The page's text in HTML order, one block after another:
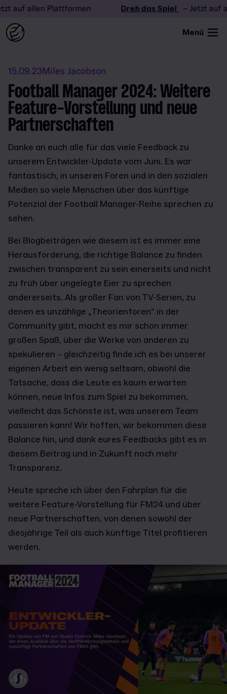
allen Plattformen Dreh das Spiel – Jetzt auf allen
Menü
15.09.23Miles Jacobson
Football Manager 2024: Weitere
Feature-Vorstellung und neue
Partnerschaften
Danke an euch alle für das viele Feedback zu
unserem Entwickler-Update vom Juni. Es war
fantastisch, in unseren Foren und in den sozialen
Medien so viele Menschen über das künftige
Potenzial der Football Manager-Reihe sprechen zu
sehen.
Bei Blogbeiträgen wie diesem ist es immer eine
Herausforderung, die richtige Balance zu finden
zwischen transparent zu sein einerseits und nicht
zu früh über ungelegte Eier zu sprechen
andererseits. Als großer Fan von TV-Serien, zu
denen es unzählige „Theorienforen“ in der
Community gibt, macht es mir schon immer
großen Spaß, über die Werke von anderen zu
spekulieren – gleichzeitig finde ich es bei unserer
eigenen Arbeit ein wenig seltsam, obwohl die
Tatsache, dass die Leute es kaum erwarten
können, neue Infos zum Spiel zu bekommen,
vielleicht das Schönste ist, was unserem Team
passieren kann! Wir hoffen, wir bekommen diese
Balance hin, und dank eures Feedbacks gibt es in
diesem Beitrag und in Zukunft noch mehr
Transparenz.
Heute spreche ich über den Fahrplan für die
weitere Feature-Vorstellung für FM24 und über
neue Partnerschaften, von denen sowohl der
diesjährige Teil als auch künftige Titel profitieren
werden.